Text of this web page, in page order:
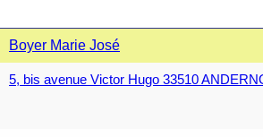
Boyer Marie José
5, bis avenue Victor Hugo 33510